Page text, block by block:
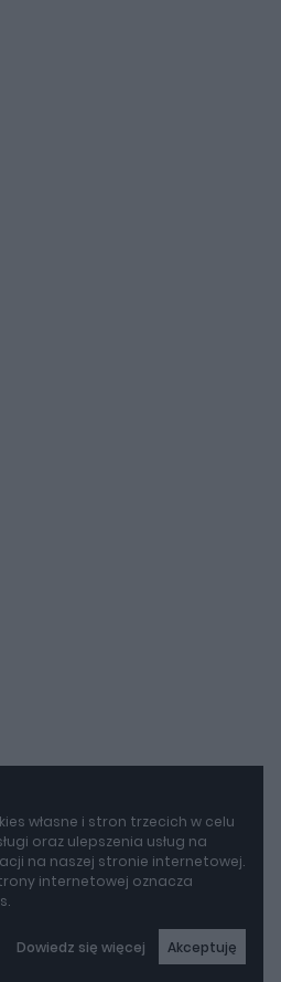
własne i stron trzecich w celu
oraz ulepszenia usług na
na naszej stronie internetowej.
internetowej oznacza
Dowiedz się więcej Akceptuję